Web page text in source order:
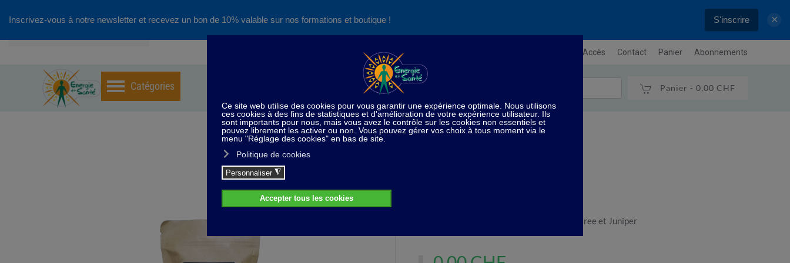
Inscrivez-vous à notre newsletter et recevez un bon de 10% valable sur nos formations et boutique ! S'inscrire ✕
Nos produits succès Plan / Accès Contact Panier Abonnements
Découvrez aussi notre site de
consultations et de formations
Panier - 0,00 CHF
Home De saison Sels de bains aux huiles essentielles - Détox
Sels de bains aux huiles essentielles - Détox
Aux huiles essentielles de May chang, tea tree et Juniper